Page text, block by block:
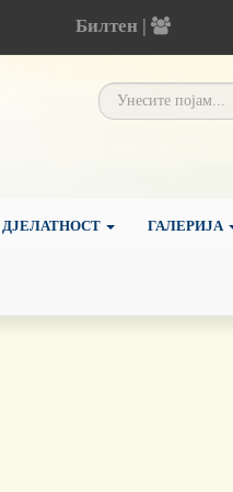
Билтен |
ДЈЕЛАТНОСТ ГАЛЕРИЈА